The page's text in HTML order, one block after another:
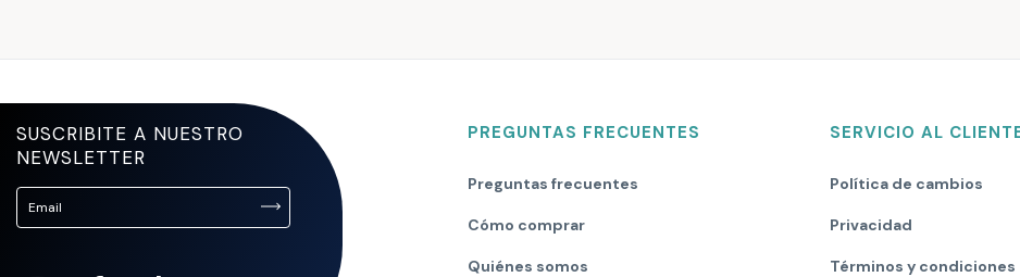
SUSCRIBITE A NUESTRO
NEWSLETTER
PREGUNTAS FRECUENTES
Preguntas frecuentes
Cómo comprar
Quiénes somos
SERVICIO AL
Política de cambios
Privacidad
Términos y condiciones